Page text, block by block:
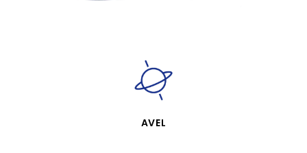
APERÇU RAPIDE
AVEL